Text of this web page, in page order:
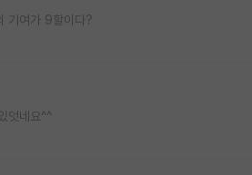
기여가 9할이다?
엇네요^^